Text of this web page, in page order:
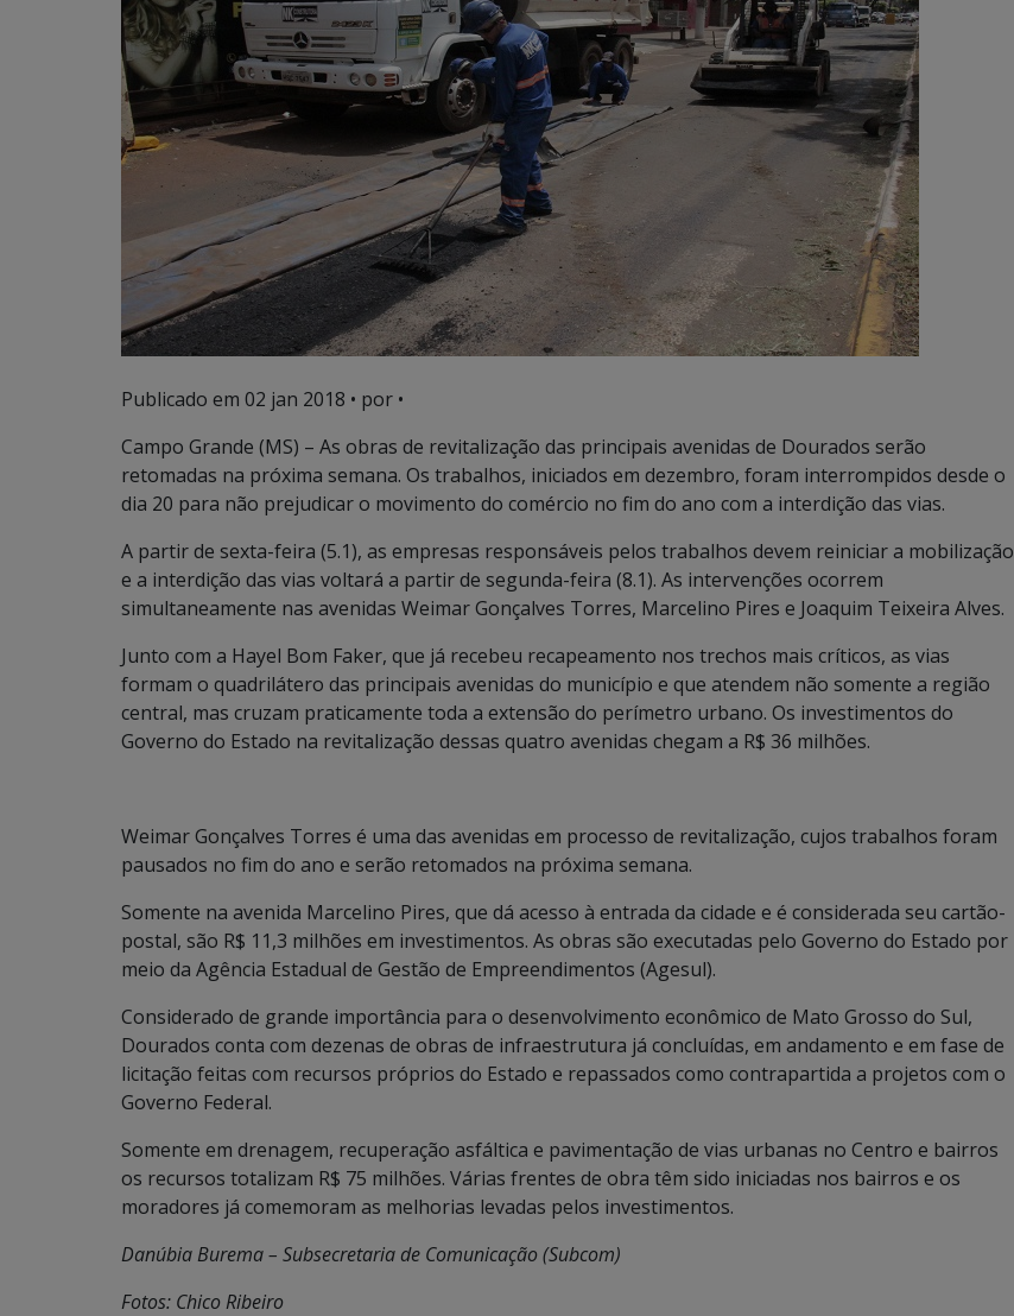
Publicado em 02 jan 2018 • por •
Campo Grande (MS) – As obras de revitalização das principais avenidas de Dourados serão
retomadas na próxima semana. Os trabalhos, iniciados em dezembro, foram interrompidos desde o
dia 20 para não prejudicar o movimento do comércio no fim do ano com a interdição das vias.
A partir de sexta-feira (5.1), as empresas responsáveis pelos trabalhos devem reiniciar a mobilização
e a interdição das vias voltará a partir de segunda-feira (8.1). As intervenções ocorrem
simultaneamente nas avenidas Weimar Gonçalves Torres, Marcelino Pires e Joaquim Teixeira Alves.
Junto com a Hayel Bom Faker, que já recebeu recapeamento nos trechos mais críticos, as vias
formam o quadrilátero das principais avenidas do município e que atendem não somente a região
central, mas cruzam praticamente toda a extensão do perímetro urbano. Os investimentos do
Governo do Estado na revitalização dessas quatro avenidas chegam a R$ 36 milhões.
Weimar Gonçalves Torres é uma das avenidas em processo de revitalização, cujos trabalhos foram
pausados no fim do ano e serão retomados na próxima semana.
Somente na avenida Marcelino Pires, que dá acesso à entrada da cidade e é considerada seu cartão-
postal, são R$ 11,3 milhões em investimentos. As obras são executadas pelo Governo do Estado por
meio da Agência Estadual de Gestão de Empreendimentos (Agesul).
Considerado de grande importância para o desenvolvimento econômico de Mato Grosso do Sul,
Dourados conta com dezenas de obras de infraestrutura já concluídas, em andamento e em fase de
licitação feitas com recursos próprios do Estado e repassados como contrapartida a projetos com o
Governo Federal.
Somente em drenagem, recuperação asfáltica e pavimentação de vias urbanas no Centro e bairros
os recursos totalizam R$ 75 milhões. Várias frentes de obra têm sido iniciadas nos bairros e os
moradores já comemoram as melhorias levadas pelos investimentos.
Danúbia Burema – Subsecretaria de Comunicação (Subcom)
Fotos: Chico Ribeiro